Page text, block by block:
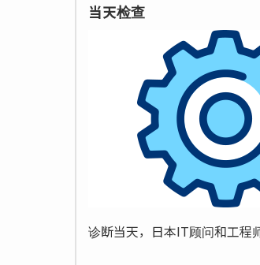
当天检查
诊断当天，日本IT顾问和工程